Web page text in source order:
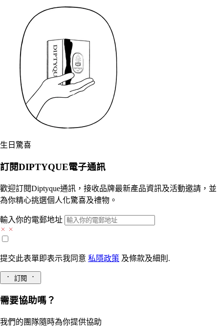
生日驚喜
訂閱DIPTYQUE電子通訊
歡迎訂閱Diptyque通訊，接收品牌最新產品資訊及活動邀請，並
為你精心挑選個人化驚喜及禮物。
輸入你的電郵地址
提交此表單即表示我同意 私隱政策 及條款及細則.
訂閱
需要協助嗎？
我們的團隊隨時為你提供協助